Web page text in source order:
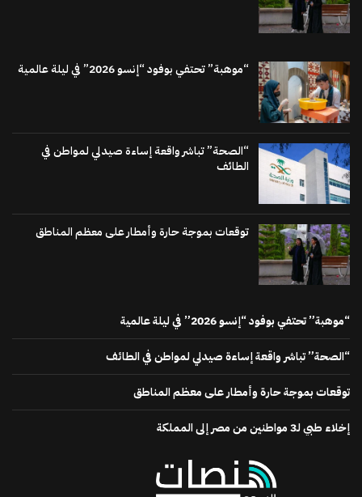
“موهبة” تحتفي بوفود “إنسو 2026” في ليلة عالمية
“الصحة” تباشر واقعة إساءة صيدلي لمواطن في
الطائف
توقعات بموجة حارة وأمطار على معظم المناطق
“موهبة” تحتفي بوفود “إنسو 2026” في ليلة عالمية
“الصحة” تباشر واقعة إساءة صيدلي لمواطن في الطائف
توقعات بموجة حارة وأمطار على معظم المناطق
إخلاء طبي لـ3 مواطنين من مصر إلى المملكة